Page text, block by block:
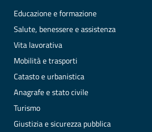
Educazione e formazione
Salute, benessere e assistenza
Vita lavorativa
Mobilità e trasporti
Catasto e urbanistica
Anagrafe e stato civile
Turismo
Giustizia e sicurezza pubblica